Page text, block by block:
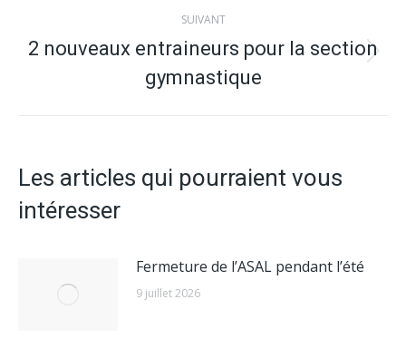
:
SUIVANT
Article
suivant
2 nouveaux entraineurs pour la section
gymnastique
Les articles qui pourraient vous
intéresser
Fermeture de l’ASAL pendant l’été
9 juillet 2026